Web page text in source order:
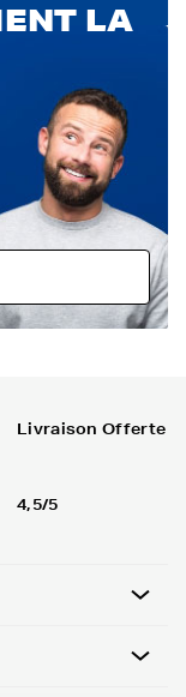
LA
Livraison Offerte
4,5/5